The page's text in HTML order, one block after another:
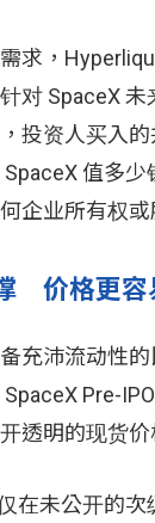
求，
对 SpaceX 未
投资人买入
值多
企业所有权或
价格更容
充沛流动性
Pre-
透明的现货价
在未公开的次